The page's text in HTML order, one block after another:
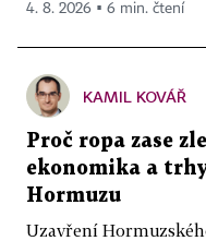
4. 8. 2026 ▪ 6 min. čtení
KAMIL KOVÁŘ
Proč ropa zase
ekonomika a
Hormuzu
Uzavření